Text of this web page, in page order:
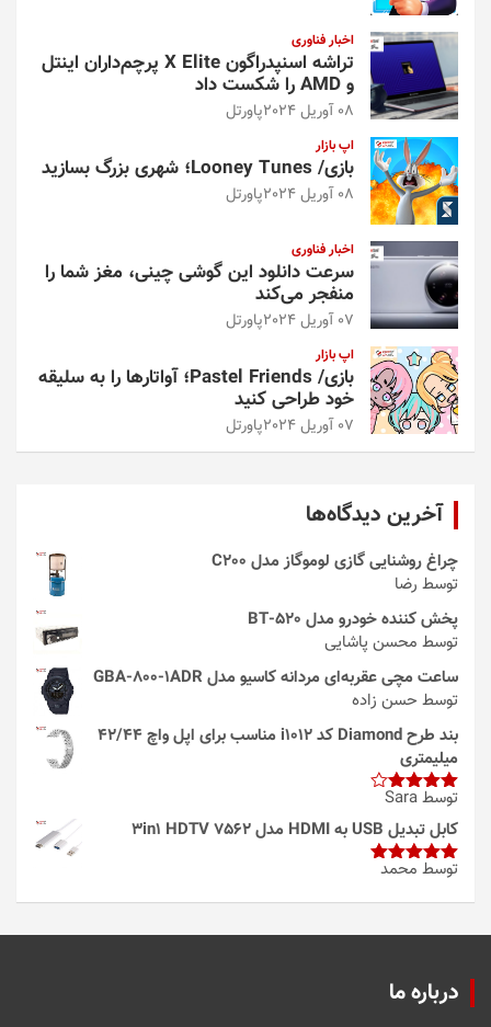
اخبار فناوری
تراشه اسنپدراگون X Elite پرچم‌داران اینتل
و AMD را شکست داد
08 آوریل 2024 پاورتل
اپ بازار
بازی/ Looney Tunes؛ شهری بزرگ بسازید
08 آوریل 2024 پاورتل
اخبار فناوری
سرعت دانلود این گوشی چینی، مغز شما را
منفجر می‌کند
07 آوریل 2024 پاورتل
اپ بازار
بازی/ Pastel Friends؛ آواتارها را به سلیقه
خود طراحی کنید
07 آوریل 2024 پاورتل
آخرین دیدگاه‌ها
چراغ روشنایی گازی لوموگاز مدل C200
توسط رضا
پخش کننده خودرو مدل 520-BT
توسط محسن پاشایی
ساعت مچی عقربه‌ای مردانه کاسیو مدل GBA-800-1ADR
توسط حسن زاده
بند طرح Diamond کد i1012 مناسب برای اپل واچ 42/44
میلیمتری
امتیاز4
از 5
توسط Sara
کابل تبدیل USB به HDMI مدل 3in1 HDTV 7562
امتیاز5از
توسط محمد
درباره ما